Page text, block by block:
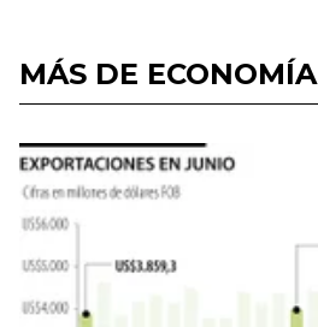
MÁS DE ECONOMÍA